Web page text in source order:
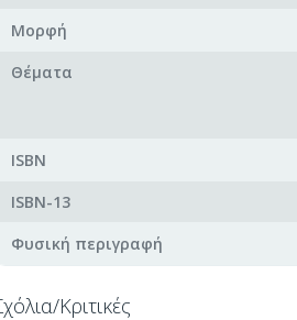
Μορφή
Θέματα
ISBN
ISBN-13
Φυσική περιγραφή
Κριτικές